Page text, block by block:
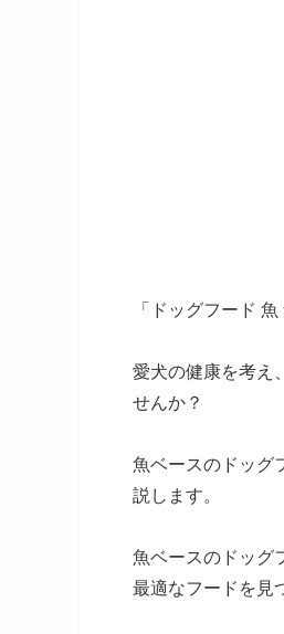
「ドッグフード
愛犬の健康を考え
せんか？
魚ベースのドッグ
説します。
魚ベースのドッグ
最適なフードを見